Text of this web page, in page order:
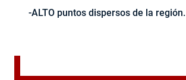
-ALTO puntos dispersos de la región.